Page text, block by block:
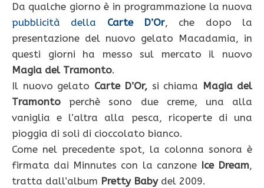
Da qualche giorno è in programmazione la nuova
pubblicità della Carte D’Or, che dopo la
presentazione del nuovo gelato Macadamia, in
questi giorni ha messo sul mercato il nuovo
Magia del Tramonto.
Il nuovo gelato Carte D’Or, si chiama Magia del
Tramonto perchè sono due creme, una alla
vaniglia e l’altra alla pesca, ricoperte di una
pioggia di soli di cioccolato bianco.
Come nel precedente spot, la colonna sonora è
firmata dai Minnutes con la canzone Ice Dream,
tratta dall’album Pretty Babydel 2009.